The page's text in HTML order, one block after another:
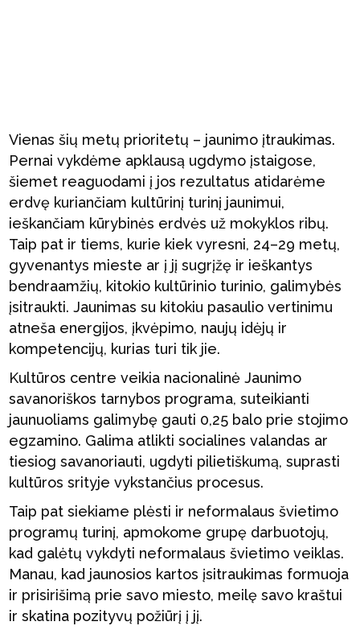
Vienas šių metų prioritetų – jaunimo įtraukimas.
Pernai vykdėme apklausą ugdymo įstaigose,
šiemet reaguodami į jos rezultatus atidarėme
erdvę kuriančiam kultūrinį turinį jaunimui,
ieškančiam kūrybinės erdvės už mokyklos ribų.
Taip pat ir tiems, kurie kiek vyresni, 24–29 metų,
gyvenantys mieste ar į jį sugrįžę ir ieškantys
bendraamžių, kitokio kultūrinio turinio, galimybės
įsitraukti. Jaunimas su kitokiu pasaulio vertinimu
atneša energijos, įkvėpimo, naujų idėjų ir
kompetencijų, kurias turi tik jie.
Kultūros centre veikia nacionalinė Jaunimo
savanoriškos tarnybos programa, suteikianti
jaunuoliams galimybę gauti 0,25 balo prie stojimo
egzamino. Galima atlikti socialines valandas ar
tiesiog savanoriauti, ugdyti pilietiškumą, suprasti
kultūros srityje vykstančius procesus.
Taip pat siekiame plėsti ir neformalaus švietimo
programų turinį, apmokome grupę darbuotojų,
kad galėtų vykdyti neformalaus švietimo veiklas.
Manau, kad jaunosios kartos įsitraukimas formuoja
ir prisirišimą prie savo miesto, meilę savo kraštui
ir skatina pozityvų požiūrį į jį.